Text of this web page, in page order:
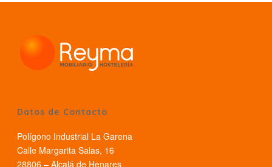
Datos de Contacto
Polígono Industrial La Garena
Calle Margarita Salas, 16
28806 – Alcalá de Henares